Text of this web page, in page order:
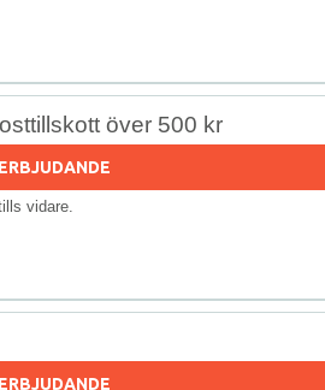
över 500 kr
vidare.